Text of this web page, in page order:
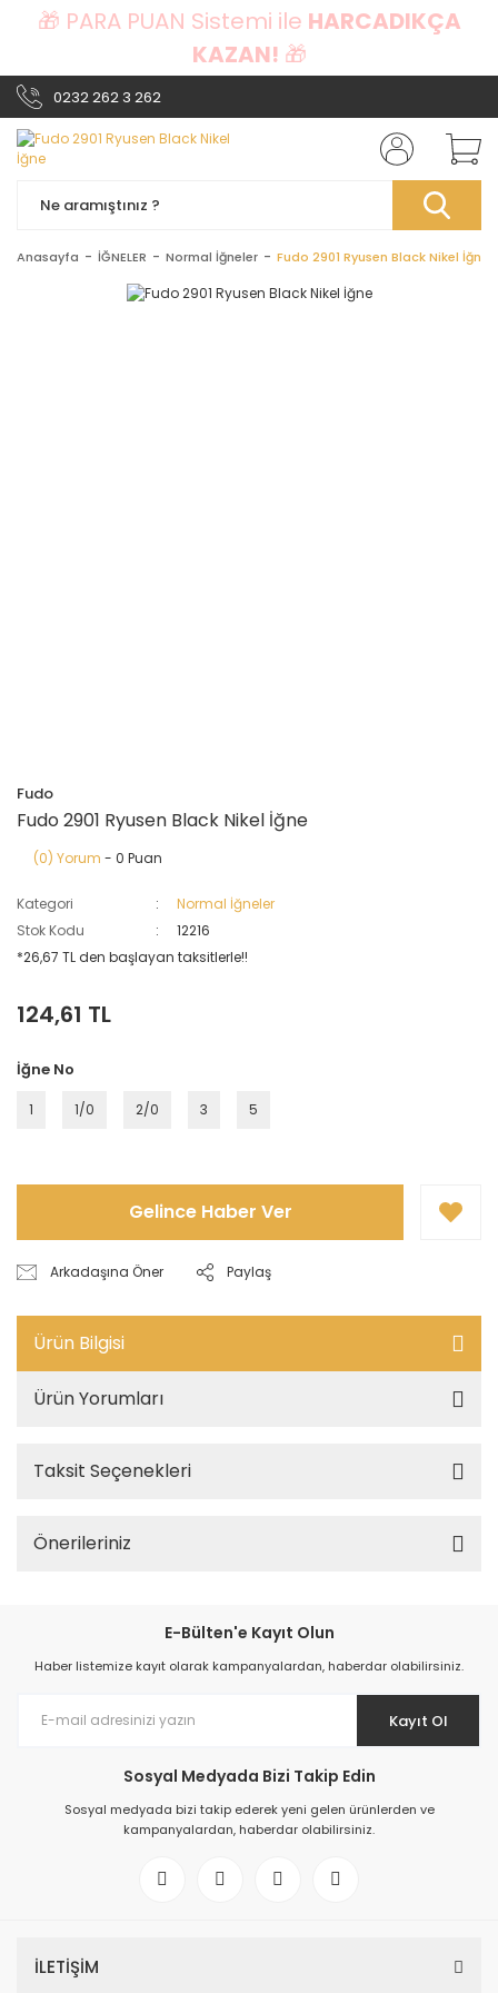
🎁 PARA PUAN Sistemi ile HARCADIKÇA
KAZAN! 🎁
0232 262 3 262
Anasayfa İĞNELER Normal İğneler Fudo 2901 Ryusen Black Nikel İğne
Fudo
Fudo 2901 Ryusen Black Nikel İğne
(0) Yorum - 0 Puan
Kategori
Normal İğneler
Stok Kodu
12216
*26,67 TL den başlayan taksitlerle!!
124,61 TL
İğne No
1 1/0 2/0 3 5
Gelince Haber Ver
Arkadaşına Öner Paylaş
Ürün Bilgisi
Ürün Yorumları
Taksit Seçenekleri
Önerileriniz
E-Bülten'e Kayıt Olun
Haber listemize kayıt olarak kampanyalardan, haberdar olabilirsiniz.
Kayıt Ol
Sosyal Medyada Bizi Takip Edin
Sosyal medyada bizi takip ederek yeni gelen ürünlerden ve
kampanyalardan, haberdar olabilirsiniz.
İLETİŞİM